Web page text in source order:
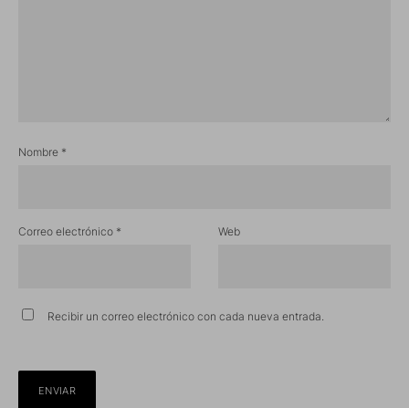
Nombre *
Correo electrónico * Web
Recibir un correo electrónico con cada nueva entrada.